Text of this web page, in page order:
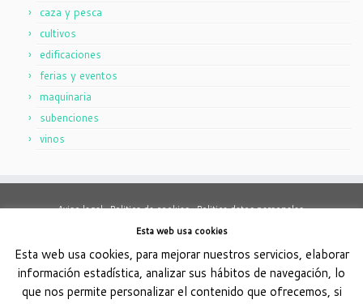
caza y pesca
cultivos
edificaciones
ferias y eventos
maquinaria
subenciones
vinos
Aviso legal .Politica de cookies .Politica datos personales.
Haz tu consulta. Cuéntame tu problema, respuesta en 24h.
Este obra está bajo una
licencia de Creative Commons Reconocimiento-
NoComercial-CompartirIgual 4.0 Internacional .
Esta web usa cookies
Esta web usa cookies, para mejorar nuestros servicios, elaborar
información estadística, analizar sus hábitos de navegación, lo
que nos permite personalizar el contenido que ofrecemos, si